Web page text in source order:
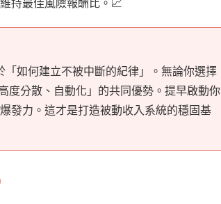
持最佳風險報酬比。📈
如何建立不被中斷的紀律」。無論你選擇
度分散、自動化」的共同優勢。提早啟動你
發力。這才是打造被動收入系統的穩固基